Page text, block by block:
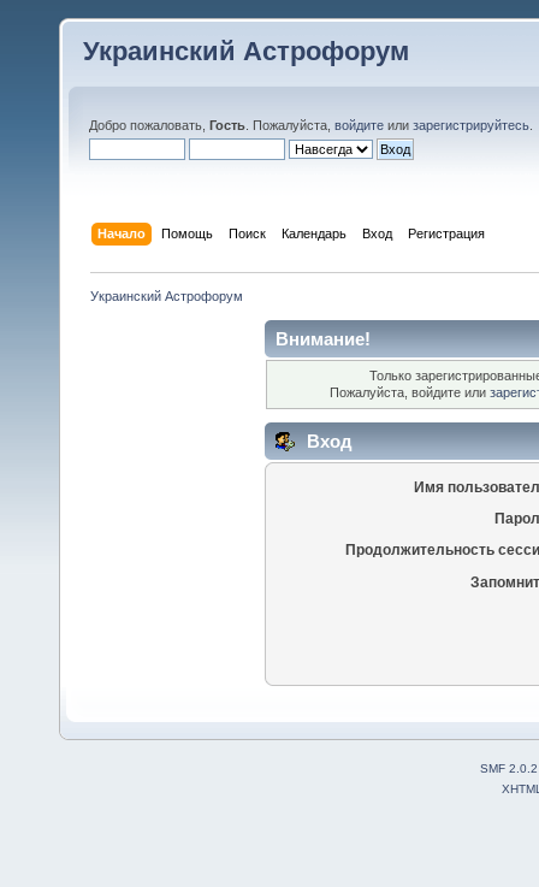
Украинский Астрофорум
Добро пожаловать, Гость . Пожалуйста, войдите или зарегистрируйтесь
Начало Помощь Поиск Календарь Вход Регистрация
Украинский Астрофорум
Внимание!
Только
Пожалуйста, войдите или
Вход
Имя
Продолжительность
SMF 2.0.2